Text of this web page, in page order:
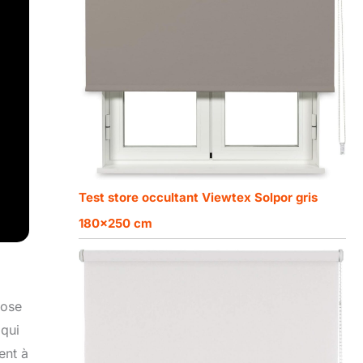
à
Test store occultant Viewtex Solpor gris
180×250 cm